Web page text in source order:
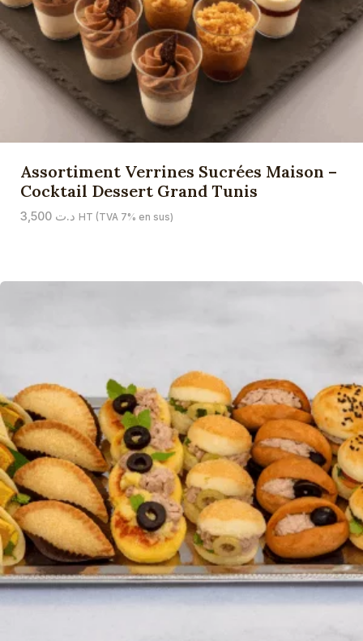
Assortiment Verrines Sucrées Maison –
Cocktail Dessert Grand Tunis
د.ت 3,500 HT (TVA 7% en sus)